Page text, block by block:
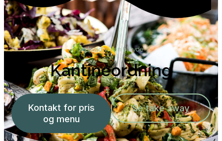
Se hvad vi kan tilbyde
Kantineordning
Kontakt for pris
og menu
Se take away